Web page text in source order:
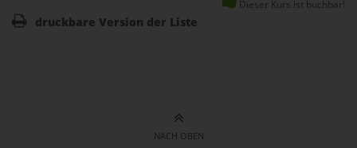
Dieser Kurs ist buchbar!
druckbare Version der Liste
NACH OBEN